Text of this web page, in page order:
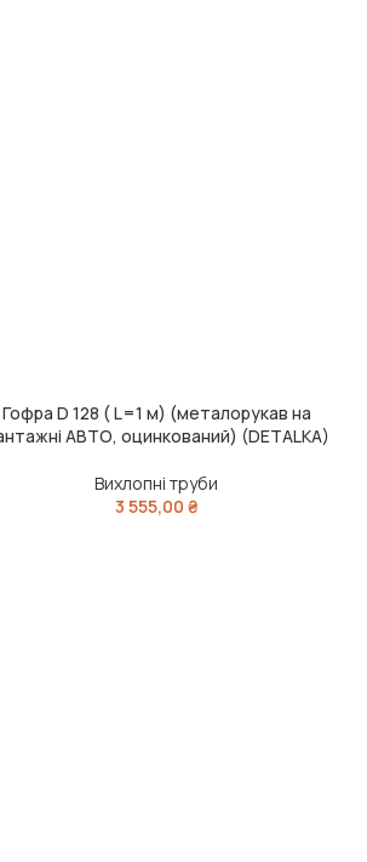
В КОШИК
Гофра D 128 ( L=1 м) (металорукав на
АВТО, оцинкований) (DETALKA)
Вихлопні труби
3 555,00 ₴